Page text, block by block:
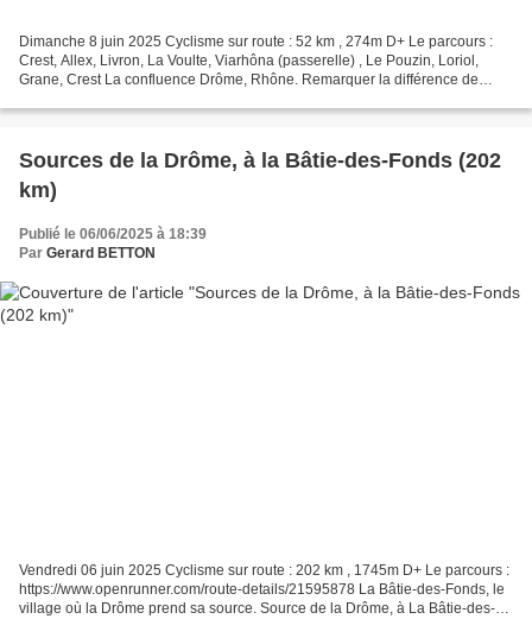
Dimanche 8 juin 2025 Cyclisme sur route : 52 km , 274m D+ Le parcours :
Crest, Allex, Livron, La Voulte, Viarhôna (passerelle) , Le Pouzin, Loriol,
Grane, Crest La confluence Drôme, Rhône. Remarquer la différence de
Sources de la Drôme, à la Bâtie-des-Fonds (202
km)
Publié le 06/06/2025 à 18:39
Par Gerard BETTON
Vendredi 06 juin 2025 Cyclisme sur route : 202 km , 1745m D+ Le parcours :
https://www.openrunner.com/route-details/21595878 La Bâtie-des-Fonds, le
village où la Drôme prend sa source. Source de la Drôme, à La Bâtie-des-